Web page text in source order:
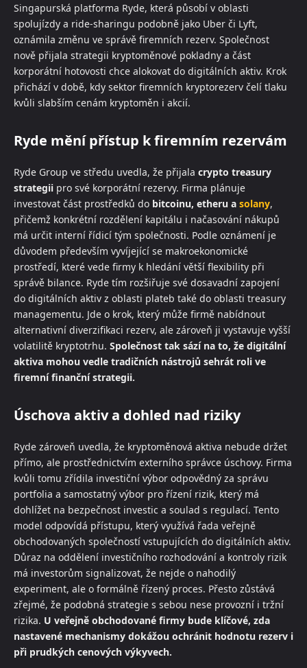
Singapurská platforma Ryde, která působí v oblasti
spolujízdy a ride-sharingu podobně jako Uber či Lyft,
oznámila změnu ve správě firemních rezerv. Společnost
nově přijala strategii kryptoměnové pokladny a část
korporátní hotovosti chce alokovat do digitálních aktiv. Krok
přichází v době, kdy sektor firemních kryptorezerv čelí tlaku
kvůli slabším cenám kryptoměn i akcií.
Ryde mění přístup k firemním rezervám
Ryde Group ve středu uvedla, že přijala crypto treasury
strategii pro své korporátní rezervy. Firma plánuje
investovat část prostředků do bitcoinu, etheru a solany,
přičemž konkrétní rozdělení kapitálu i načasování nákupů
má určit interní řídicí tým společnosti. Podle oznámení je
důvodem především vyvíjející se makroekonomické
prostředí, které vede firmy k hledání větší flexibility při
správě bilance. Ryde tím rozšiřuje své dosavadní zapojení
do digitálních aktiv z oblasti plateb také do oblasti treasury
managementu. Jde o krok, který může firmě nabídnout
alternativní diverzifikaci rezerv, ale zároveň ji vystavuje vyšší
volatilitě kryptotrhu. Společnost tak sází na to, že digitální
aktiva mohou vedle tradičních nástrojů sehrát roli ve
firemní finanční strategii.
Úschova aktiv a dohled nad riziky
Ryde zároveň uvedla, že kryptoměnová aktiva nebude držet
přímo, ale prostřednictvím externího správce úschovy. Firma
kvůli tomu zřídila investiční výbor odpovědný za správu
portfolia a samostatný výbor pro řízení rizik, který má
dohlížet na bezpečnost investic a soulad s regulací. Tento
model odpovídá přístupu, který využívá řada veřejně
obchodovaných společností vstupujících do digitálních aktiv.
Důraz na oddělení investičního rozhodování a kontroly rizik
má investorům signalizovat, že nejde o nahodilý
experiment, ale o formálně řízený proces. Přesto zůstává
zřejmé, že podobná strategie s sebou nese provozní i tržní
rizika. U veřejně obchodované firmy bude klíčové, zda
nastavené mechanismy dokážou ochránit hodnotu rezerv i
při prudkých cenových výkyvech.